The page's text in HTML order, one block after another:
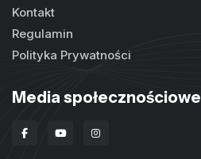
Kontakt
Regulamin
Polityka Prywatności
Media społecznościowe